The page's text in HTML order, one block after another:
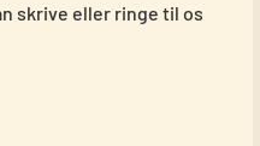
skrive eller ringe til os